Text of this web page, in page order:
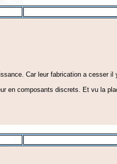
Car leur fabrication a cesser il
en composants discrets. Et vu la